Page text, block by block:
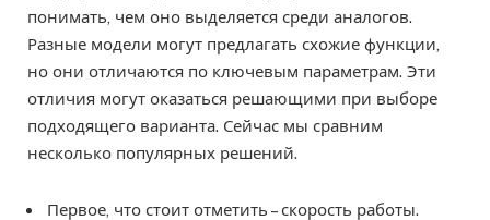
понимать, чем оно выделяется среди аналогов.
Разные модели могут предлагать схожие функции,
но они отличаются по ключевым параметрам. Эти
отличия могут оказаться решающими при выборе
подходящего варианта. Сейчас мы сравним
несколько популярных решений.
Первое, что стоит отметить – скорость работы.